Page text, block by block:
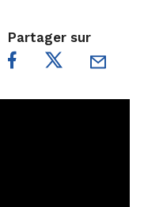
Partager sur